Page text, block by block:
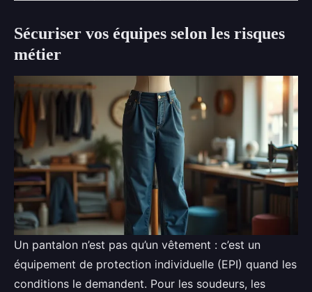
Sécuriser vos équipes selon les risques
métier
Un pantalon n’est pas qu’un vêtement : c’est un
équipement de protection individuelle (EPI) quand les
conditions le demandent. Pour les soudeurs, les